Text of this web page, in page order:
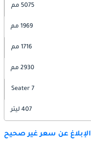
5075 مم
1969 مم
1716 مم
2930 مم
7 Seater
407 ليتر
الإبلاغ عن سعر غير صحيح